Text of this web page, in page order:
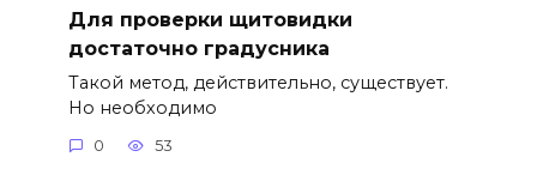
Для проверки щитовидки
достаточно градусника
Такой метод, действительно, существует.
Но необходимо
0 53